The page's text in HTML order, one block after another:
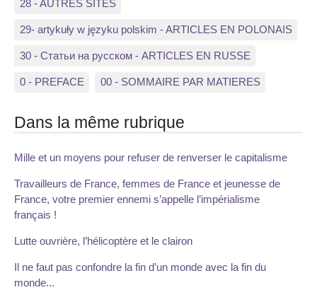
28 - AUTRES SITES
29- artykuły w języku polskim - ARTICLES EN POLONAIS
30 - Статьи на русском - ARTICLES EN RUSSE
0 - PREFACE 00 - SOMMAIRE PAR MATIERES
Dans la même rubrique
Mille et un moyens pour refuser de renverser le capitalisme
Travailleurs de France, femmes de France et jeunesse de
France, votre premier ennemi s’appelle l’impérialisme
français !
Lutte ouvrière, l’hélicoptère et le clairon
Il ne faut pas confondre la fin d’un monde avec la fin du
monde...